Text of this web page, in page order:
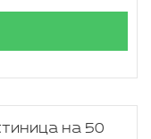
на 50